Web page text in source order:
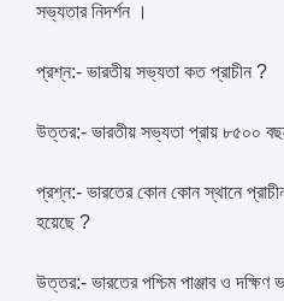
সভ্যতার নিদর্শন ।
প্রশ্ন:- ভারতীয় সভ্যতা কত প্রাচীন ?
উত্তর:- ভারতীয় সভ্যতা প্রায় ৮৫০০
প্রশ্ন:- ভারতের কোন কোন স্থানে
হয়েছে ?
উত্তর:- ভারতের পশ্চিম পাঞ্জাব ও দক্ষিণ